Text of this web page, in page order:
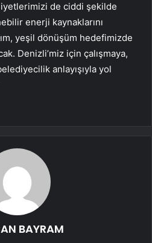
de ciddi şekilde
enerji kaynaklarını
yeşil dönüşüm hedefimizde
Denizli’miz için çalışmaya,
anlayışıyla yol
BAYRAM